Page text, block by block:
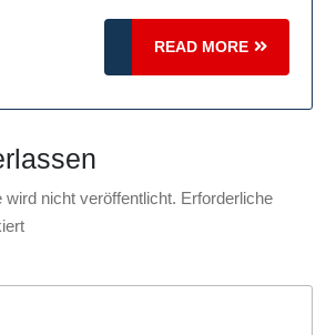
Prüfung
der
READ MORE
READ
MORE
nicht veröffentlicht. Erforderliche